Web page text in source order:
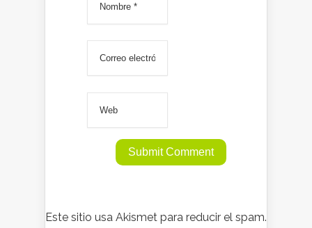
Este sitio usa Akismet para reducir el spam.